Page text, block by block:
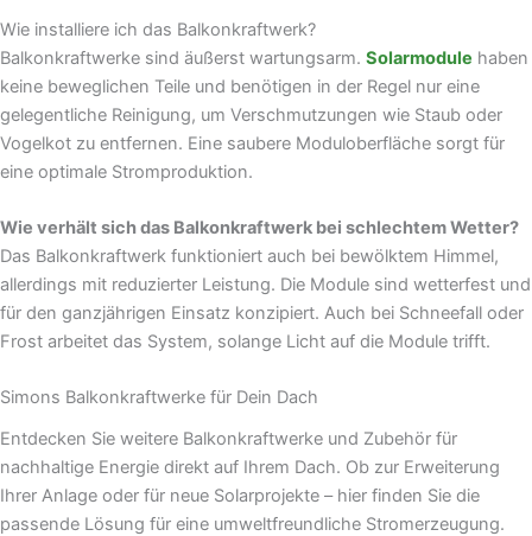
Wie installiere ich das Balkonkraftwerk?
Balkonkraftwerke sind äußerst wartungsarm. Solarmodule haben
keine beweglichen Teile und benötigen in der Regel nur eine
gelegentliche Reinigung, um Verschmutzungen wie Staub oder
Vogelkot zu entfernen. Eine saubere Moduloberfläche sorgt für
eine optimale Stromproduktion.
Wie verhält sich das Balkonkraftwerk bei schlechtem Wetter?
Das Balkonkraftwerk funktioniert auch bei bewölktem Himmel,
allerdings mit reduzierter Leistung. Die Module sind wetterfest und
für den ganzjährigen Einsatz konzipiert. Auch bei Schneefall oder
Frost arbeitet das System, solange Licht auf die Module trifft.
Simons Balkonkraftwerke für Dein Dach
Entdecken Sie weitere Balkonkraftwerke und Zubehör für
nachhaltige Energie direkt auf Ihrem Dach. Ob zur Erweiterung
Ihrer Anlage oder für neue Solarprojekte – hier finden Sie die
passende Lösung für eine umweltfreundliche Stromerzeugung.